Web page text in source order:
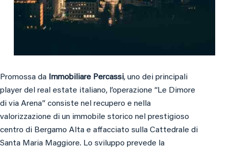
Promossa da Immobiliare Percassi, uno dei principali
player del real estate italiano, l’operazione “Le Dimore
di via Arena” consiste nel recupero e nella
valorizzazione di un immobile storico nel prestigioso
centro di Bergamo Alta e affacciato sulla Cattedrale di
Santa Maria Maggiore. Lo sviluppo prevede la